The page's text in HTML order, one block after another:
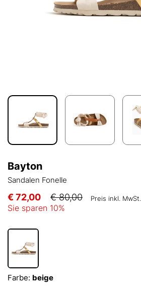
Bayton
Sandalen Fonelle
€ 72,00 € 80,00 Preis inkl. MwSt.
Sie sparen 10%
Farbe: beige